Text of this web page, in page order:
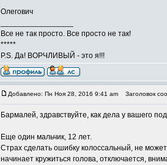
Олегович
Все не так просто. Все просто не так!
*****
P.S. Да! ВОРЧЛИВЫЙ - это я!!!
Добавлено: Пн Ноя 28, 2016 9:41 am Заголовок
Бармалей, здравствуйте, как дела у вашего
Еще один мальчик, 12 лет.
Страх сделать ошибку колоссальный, не
начинает кружиться голова, отключается,